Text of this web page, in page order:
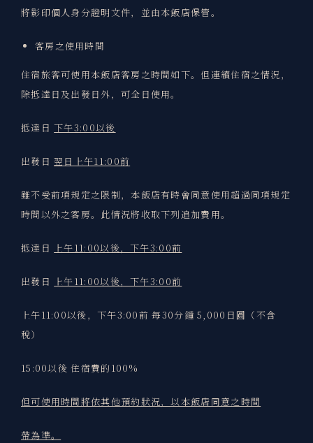
將影印個人身分證明文件，並由本飯店保管。
客房之使用時間
住宿旅客可使用本飯店客房之時間如下。但連續住宿之情況，
除抵達日及出發日外，可全日使用。
抵達日下午3:00以後
出發日翌日上午11:00前
雖不受前項規定之限制，本飯店有時會同意使用超過同項規定
時間以外之客房。此情況將收取下列追加費用。
抵達日 上午11:00以後，下午3:00前
出發日 上午11:00以後，下午3:00前
上午11:00以後，下午3:00前 每30分鐘 5,000日圓（不含
稅）
15:00以後 住宿費的100%
但可使用時間將依其他預約狀況，以本飯店同意之時間
帶為準。